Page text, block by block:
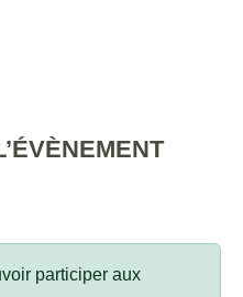
participer aux